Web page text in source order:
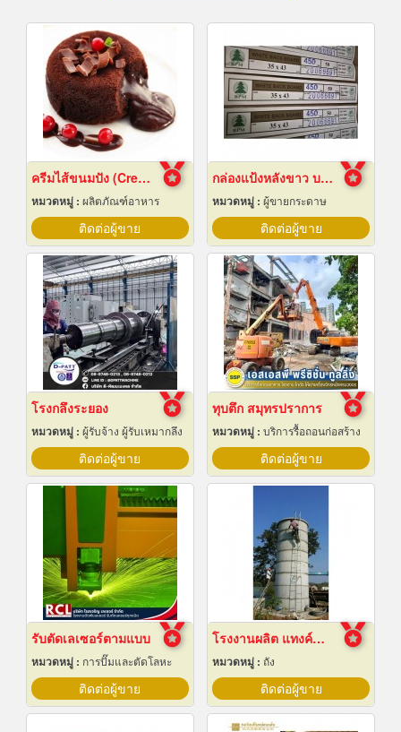
ครีมไส้ขนมปัง (Cream fillings for bread)
หมวดหมู่ : ผลิตภัณฑ์อาหาร
ติดต่อผู้ขาย
กล่องแป้งหลังขาว บางเลนเกรดA(BL-Aหลังขาว)
หมวดหมู่ : ผู้ขายกระดาษ
ติดต่อผู้ขาย
โรงกลึงระยอง
หมวดหมู่ : ผู้รับจ้าง ผู้รับเหมากลึง
ติดต่อผู้ขาย
ทุบตึก สมุทรปราการ
หมวดหมู่ : บริการรื้อถอนก่อสร้าง
ติดต่อผู้ขาย
รับตัดเลเซอร์ตามแบบ
หมวดหมู่ : การปั๊มและตัดโลหะ
ติดต่อผู้ขาย
โรงงานผลิต แทงค์น้ำคอนกรีตสำเร็จรูป
หมวดหมู่ : ถัง
ติดต่อผู้ขาย